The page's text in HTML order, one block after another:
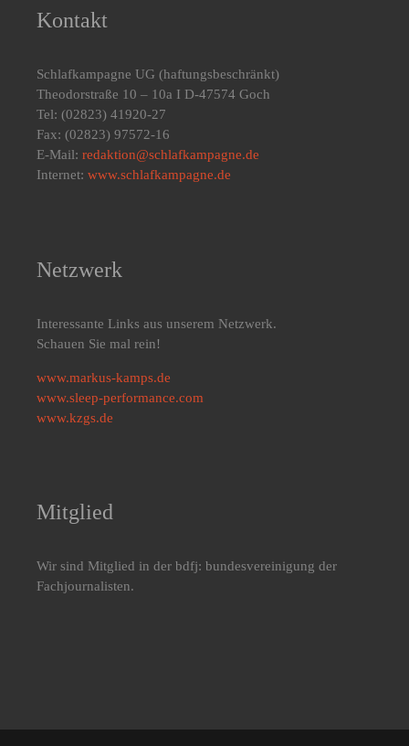
Kontakt
Schlafkampagne UG (haftungsbeschränkt)
Theodorstraße 10 – 10a I D-47574 Goch
Tel: (02823) 41920-27
Fax: (02823) 97572-16
E-Mail: redaktion@schlafkampagne.de
Internet: www.schlafkampagne.de
Netzwerk
Interessante Links aus unserem Netzwerk.
Schauen Sie mal rein!
www.markus-kamps.de
www.sleep-performance.com
www.kzgs.de
Mitglied
Wir sind Mitglied in der bdfj: bundesvereinigung der
Fachjournalisten.